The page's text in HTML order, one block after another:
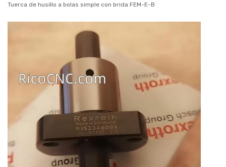
Tuerca de husillo a bolas simple con brida FEM-E-B